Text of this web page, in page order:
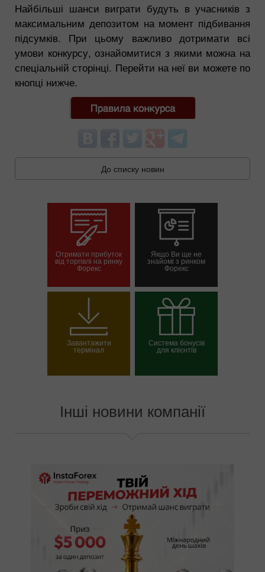
Найбільші шанси виграти будуть в учасників з
максимальним депозитом на момент підбивання
підсумків. При цьому важливо дотримати всі
умови конкурсу, ознайомитися з якими можна на
спеціальній сторінці. Перейти на неї ви можете по
кнопці нижче.
До списку новин
Отримати прибуток
від торгівлі на ринку
Форекс
рахунок
Якщо Ви ще не
знайомі з ринком
Форекс
Відкрити демо-
рахунок
Завантажити
термінал
Система бонусів
для клієнтів
Інші новини компанії